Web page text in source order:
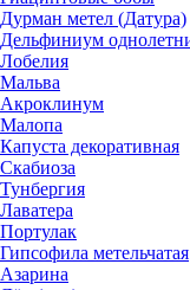
Дурман метел (Датура)
Дельфиниум
Лобелия
Мальва
Акроклинум
Малопа
Капуста декоративная
Скабиоза
Тунбергия
Лаватера
Портулак
Гипсофила метельчатая
Азарина